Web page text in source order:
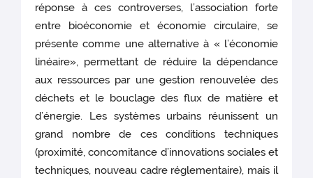
réponse à ces controverses, l’association forte
entre bioéconomie et économie circulaire, se
présente comme une alternative à « l’économie
linéaire», permettant de réduire la dépendance
aux ressources par une gestion renouvelée des
déchets et le bouclage des flux de matière et
d’énergie. Les systèmes urbains réunissent un
grand nombre de ces conditions techniques
(proximité, concomitance d’innovations sociales et
techniques, nouveau cadre réglementaire), mais il